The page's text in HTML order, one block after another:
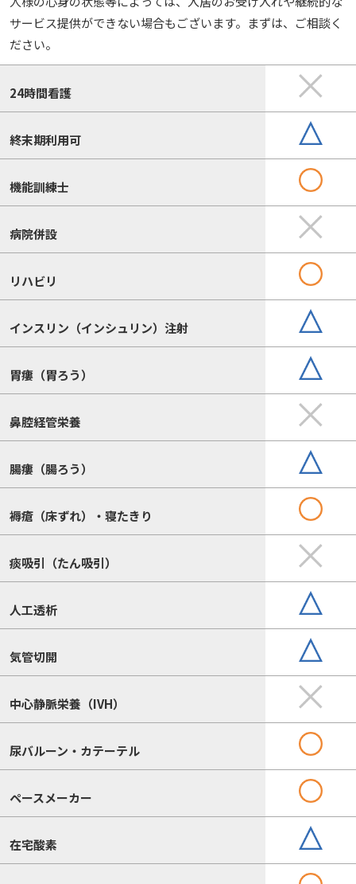
サービス提供ができない場合もございます。まずは、ご相談く
ださい。
24時間看護
終末期利用可
機能訓練士
病院併設
リハビリ
インスリン（インシュリン）注射
胃瘻（胃ろう）
鼻腔経管栄養
腸瘻（腸ろう）
褥瘡（床ずれ）・寝たきり
痰吸引（たん吸引）
人工透析
気管切開
中心静脈栄養（IVH）
尿バルーン・カテーテル
ペースメーカー
在宅酸素